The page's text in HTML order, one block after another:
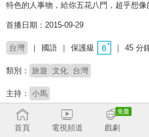
特色的人事物，給你五花八門，超乎想像
首播日期：2015-09-29
台灣 國語 保護級 45 分
類別： 旅遊 文化 台灣
主持： 小馬
# 美食探索 # 玩台灣 # 旅遊實境# 金鐘獎
首頁
電視頻道 戲劇